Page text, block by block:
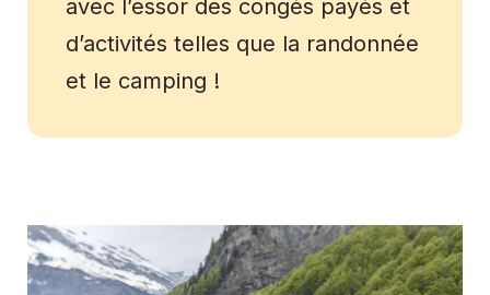
avec l’essor des congés payés et
d’activités telles que la randonnée
et le camping !